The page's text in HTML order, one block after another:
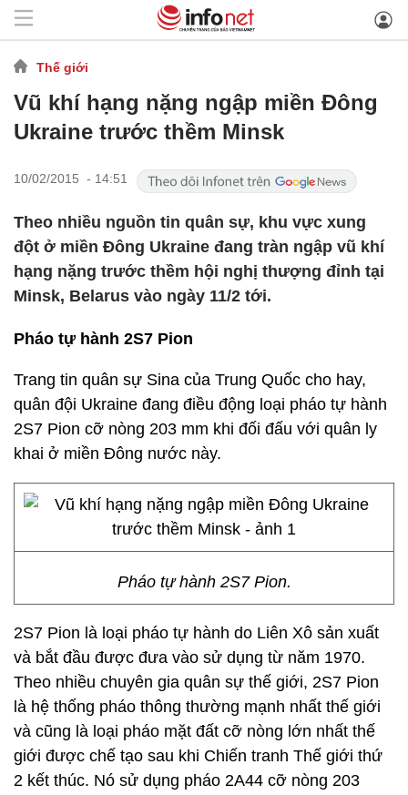
Thế giới
Vũ khí hạng nặng ngập miền Đông
Ukraine trước thềm Minsk
10/02/2015 - 14:51
Theo nhiều nguồn tin quân sự, khu vực xung
đột ở miền Đông Ukraine đang tràn ngập vũ khí
hạng nặng trước thềm hội nghị thượng đỉnh tại
Minsk, Belarus vào ngày 11/2 tới.
Pháo tự hành 2S7 Pion
Trang tin quân sự Sina của Trung Quốc cho hay,
quân đội Ukraine đang điều động loại pháo tự hành
2S7 Pion cỡ nòng 203 mm khi đối đấu với quân ly
khai ở miền Đông nước này.
Pháo tự hành 2S7 Pion.
2S7 Pion là loại pháo tự hành do Liên Xô sản xuất
và bắt đầu được đưa vào sử dụng từ năm 1970.
Theo nhiều chuyên gia quân sự thế giới, 2S7 Pion
là hệ thống pháo thông thường mạnh nhất thế giới
và cũng là loại pháo mặt đất cỡ nòng lớn nhất thế
giới được chế tạo sau khi Chiến tranh Thế giới thứ
2 kết thúc. Nó sử dụng pháo 2A44 cỡ nòng 203